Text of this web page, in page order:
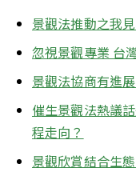
景觀法推動之我
忽視景觀專業 台
景觀法協商有進
催生景觀法熱議
程走向？
景觀欣賞結合生